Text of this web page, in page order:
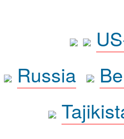
Russia